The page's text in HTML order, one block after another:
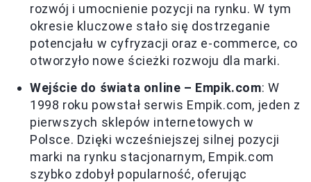
rozwój i umocnienie pozycji na rynku. W tym
okresie kluczowe stało się dostrzeganie
potencjału w cyfryzacji oraz e-commerce, co
otworzyło nowe ścieżki rozwoju dla marki.
Wejście do świata online – Empik.com: W
1998 roku powstał serwis Empik.com, jeden z
pierwszych sklepów internetowych w
Polsce. Dzięki wcześniejszej silnej pozycji
marki na rynku stacjonarnym, Empik.com
szybko zdobył popularność, oferując